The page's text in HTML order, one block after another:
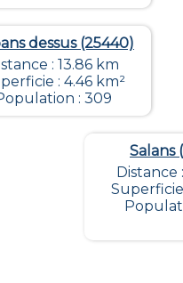
dessus (25440)
: 13.86 km
: 4.46 km²
: 309
Salans
Distance
Superficie